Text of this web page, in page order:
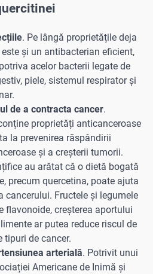
. Pe lângă proprietățile deja
și un antibacterian eficient,
acelor bacterii legate de
piele, sistemul respirator și
de a contracta cancer.
proprietăți anticanceroase
la prevenirea răspândirii
și a creșterii tumorii.
au arătat că o dietă bogată
precum quercetina, poate ajuta
cancerului. Fructele și legumele
flavonoide, creșterea aportului
ar putea reduce riscul de
tipuri de cancer.
arterială. Potrivit unui
Americane de Inimă și